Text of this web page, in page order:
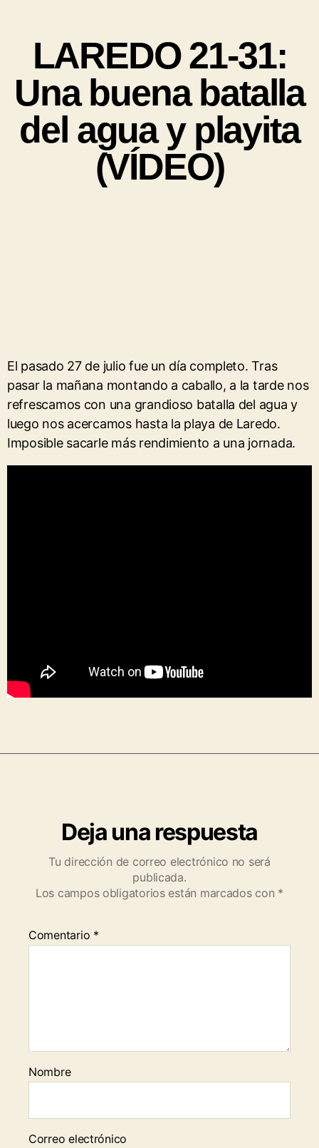
LAREDO 21-31:
Una buena batalla
del agua y playita
(VÍDEO)
El pasado 27 de julio fue un día completo. Tras
pasar la mañana montando a caballo, a la tarde nos
refrescamos con una grandioso batalla del agua y
luego nos acercamos hasta la playa de Laredo.
Imposible sacarle más rendimiento a una jornada.
Deja una respuesta
Tu dirección de correo electrónico no será
publicada.
Los campos obligatorios están marcados con *
Comentario *
Nombre
Correo electrónico